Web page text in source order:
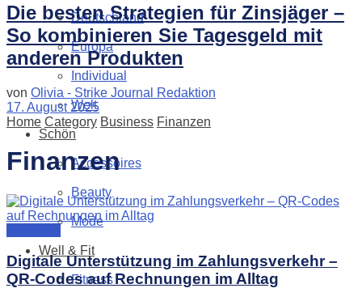
Deutschland
Europa
Individual
Welt
Schön
Accessoires
Beauty
Mode
Well & Fit
Fitness
Die besten Strategien für Zinsjäger –
So kombinieren Sie Tagesgeld mit
anderen Produkten
von Olivia - Strike Journal Redaktion
17. August 2025
Home Category Business Finanzen
Finanzen
Digitale Unterstützung im Zahlungsverkehr –
QR-Codes auf Rechnungen im Alltag